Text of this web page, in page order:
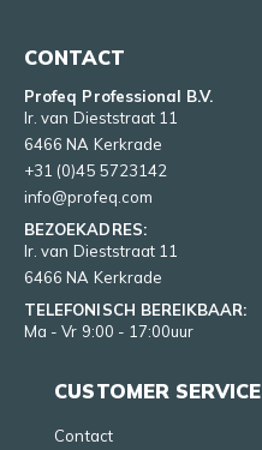
CONTACT
Profeq Professional B.V.
Ir. van Dieststraat 11
6466 NA Kerkrade
+31 (0)45 5723142
info@profeq.com
BEZOEKADRES:
Ir. van Dieststraat 11
6466 NA Kerkrade
TELEFONISCH BEREIKBAAR:
Ma - Vr 9:00 - 17:00uur
CUSTOMER SERVICE
Contact